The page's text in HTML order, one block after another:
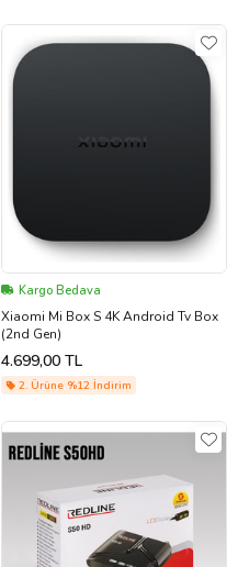
Kargo Bedava
Xiaomi Mi Box S 4K Android Tv Box
(2nd Gen)
4.699,00 TL
2. Ürüne %12 İndirim